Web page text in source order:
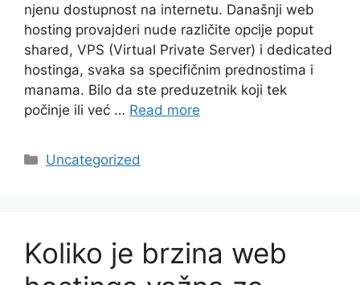
njenu dostupnost na internetu. Današnji web
hosting provajderi nude različite opcije poput
shared, VPS (Virtual Private Server) i dedicated
hostinga, svaka sa specifičnim prednostima i
manama. Bilo da ste preduzetnik koji tek
počinje ili već … Read more
Categories
Uncategorized
Koliko je brzina web